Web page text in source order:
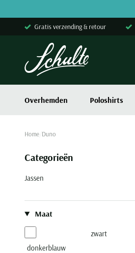
Gratis verzending & retour
Overhemden Poloshirts
Home Duno
Categorieën
Jassen
Maat
donkerblauw
zwart